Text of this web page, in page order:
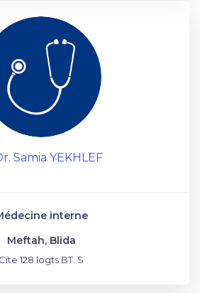
Samia YEKHLEF
interne
Meftah, Blida
Cite 128 logts BT. S